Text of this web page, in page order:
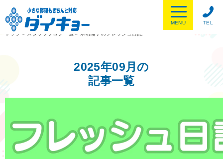
TEL
MENU
トップ
> スタッフブログ一覧 > 木村陽子のフレッシュ日記
2025年09月の
記事一覧